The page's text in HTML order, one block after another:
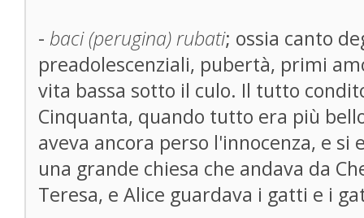
- baci (perugina) rubati; ossia canto
preadolescenziali, pubertà, primi
vita bassa sotto il culo. Il tutto
Cinquanta, quando tutto era più
aveva ancora perso l'innocenza, e si
una grande chiesa che andava da
Teresa, e Alice guardava i gatti e i